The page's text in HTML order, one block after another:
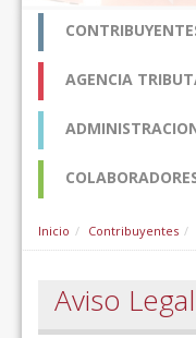
AGENCIA
Inicio Contribuyentes
Aviso Legal